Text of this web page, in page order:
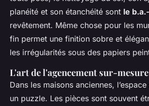
planéité et son étanchéité sont le
revêtement. Même chose pour les
fin permet une finition sobre et
les irrégularités sous des papiers
L'art de l'agencement sur-mesure
Dans les maisons anciennes,
un puzzle. Les pièces sont souvent